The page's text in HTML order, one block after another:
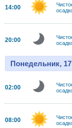
14:00
20:00
Понедельник, 17
02:00
08:00